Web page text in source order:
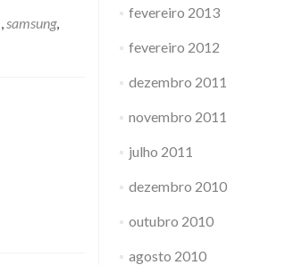
,samsung,
fevereiro 2013
fevereiro 2012
dezembro 2011
novembro 2011
julho 2011
dezembro 2010
outubro 2010
agosto 2010